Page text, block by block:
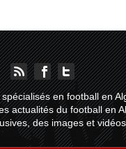
en football en
actualités du football en
des images et